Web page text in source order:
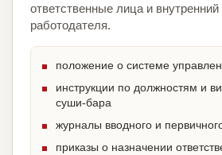
ответственные лица и внутренний
работодателя.
положение о системе
инструкции по должностям и
суши-бара
журналы вводного и
приказы о назначении